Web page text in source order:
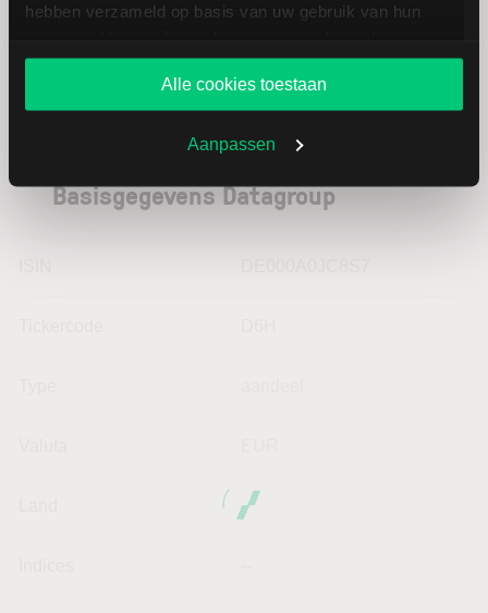
hebben verzameld op basis van uw gebruik van hun
website blijft gebruiken.
Alle cookies toestaan
Aanpassen
Basisgegevens Datagroup
--